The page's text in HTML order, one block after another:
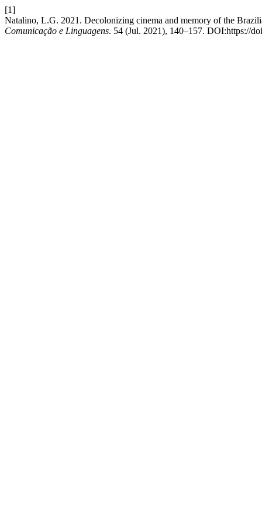
[1]
Natalino, L.G. 2021. Decolonizing cinema and memory of the
Comunicação e Linguagens. 54 (Jul. 2021), 140–157. DOI:https://